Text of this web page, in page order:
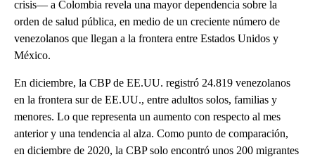
crisis–– a Colombia revela una mayor dependencia sobre la
orden de salud pública, en medio de un creciente número de
venezolanos que llegan a la frontera entre Estados Unidos y
México.
En diciembre, la CBP de EE.UU. registró 24.819 venezolanos
en la frontera sur de EE.UU., entre adultos solos, familias y
menores. Lo que representa un aumento con respecto al mes
anterior y una tendencia al alza. Como punto de comparación,
en diciembre de 2020, la CBP solo encontró unos 200 migrantes